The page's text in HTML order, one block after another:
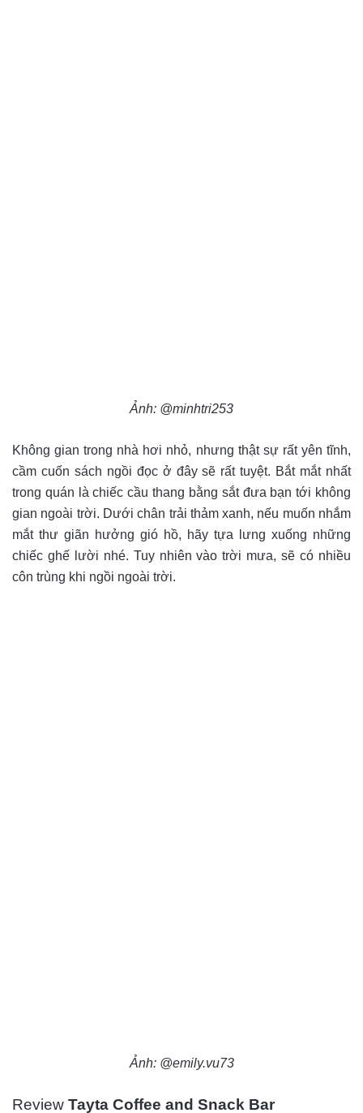
Ảnh: @minhtri253
Không gian trong nhà hơi nhỏ, nhưng thật sự rất yên tĩnh,
cầm cuốn sách ngồi đọc ở đây sẽ rất tuyệt. Bắt mắt nhất
trong quán là chiếc cầu thang bằng sắt đưa bạn tới không
gian ngoài trời. Dưới chân trải thảm xanh, nếu muốn nhắm
mắt thư giãn hưởng gió hồ, hãy tựa lưng xuống những
chiếc ghế lười nhé. Tuy nhiên vào trời mưa, sẽ có nhiều
côn trùng khi ngồi ngoài trời.
Ảnh: @emily.vu73
Review Tayta Coffee and Snack Bar